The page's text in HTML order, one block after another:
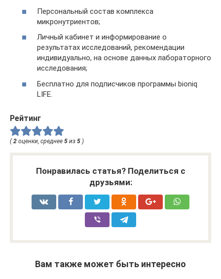
Персональный состав комплекса
микронутриентов;
Личный кабинет и информирование о
результатах исследований, рекомендации
индивидуально, на основе данных лабораторного
исследования;
Бесплатно для подписчиков программы bioniq
LIFE.
Рейтинг
( 2 оценки, среднее 5 из 5 )
Понравилась статья? Поделиться с
друзьями:
Вам также может быть интересно